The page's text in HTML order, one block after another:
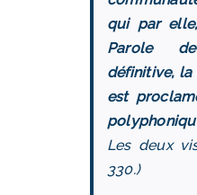
qui par
Parole
définitive, la
est
Les deux
330.)